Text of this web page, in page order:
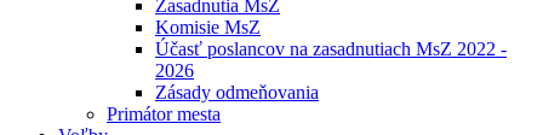
Zasadnutia MsZ
Komisie MsZ
Účasť poslancov na zasadnutiach MsZ 2022 -
2026
Zásady odmeňovania
Primátor mesta